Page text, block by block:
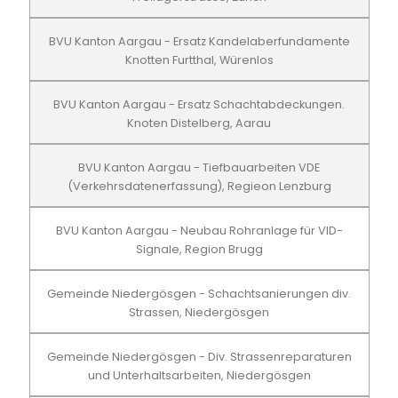
BVU Kanton Aargau - Ersatz Kandelaberfundamente
Knotten Furtthal, Würenlos
BVU Kanton Aargau - Ersatz Schachtabdeckungen.
Knoten Distelberg, Aarau
BVU Kanton Aargau - Tiefbauarbeiten VDE
(Verkehrsdatenerfassung), Regieon Lenzburg
BVU Kanton Aargau - Neubau Rohranlage für VID-
Signale, Region Brugg
Gemeinde Niedergösgen - Schachtsanierungen div.
Strassen, Niedergösgen
Gemeinde Niedergösgen - Div. Strassenreparaturen
und Unterhaltsarbeiten, Niedergösgen